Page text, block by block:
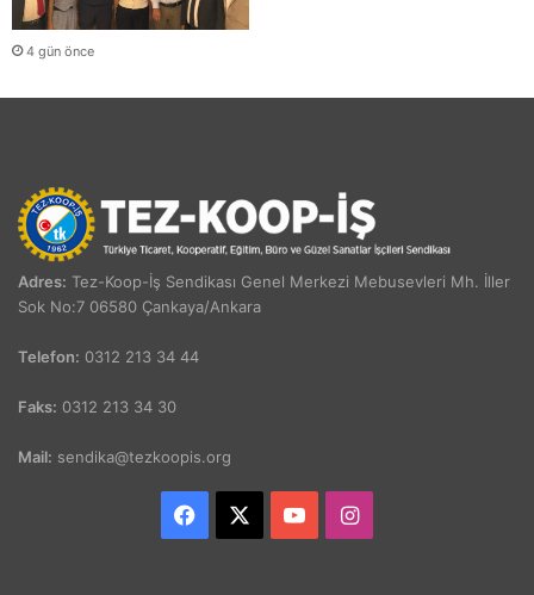
4 gün önce
Adres: Tez-Koop-İş Sendikası Genel Merkezi Mebusevleri Mh. İller
Sok No:7 06580 Çankaya/Ankara
Telefon: 0312 213 34 44
Faks: 0312 213 34 30
Mail: sendika@tezkoopis.org
Facebook YouTubeInstagram